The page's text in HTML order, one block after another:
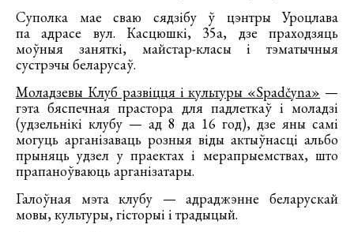
Суполка мае сваю сядзібу ў цэнтры Уроцлава
па адрасе вул. Касцюшкі, 35а, дзе праходзяць
моўныя заняткі, майстар-класы і тэматычныя
сустрэчы беларусаў.
Моладзевы Клуб развіцця і культуры «Spadčyna» —
гэта бяспечная прастора для падлеткаў і моладзі
(удзельнікі клубу — ад 8 да 16 год), дзе яны самі
могуць арганізаваць розныя віды актыўнасці альбо
прыняць удзел у праектах і мерапрыемствах, што
прапаноўваюць арганізатары.
Галоўная мэта клубу — адраджэнне беларускай
мовы, культуры, гісторыі і традыцый.